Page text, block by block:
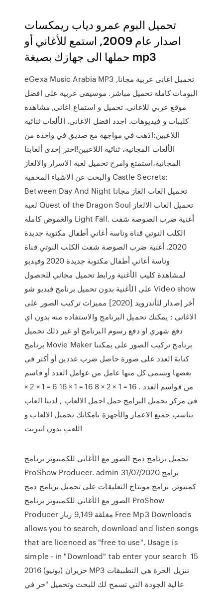
تحميل البوم عمرو دياب ريمكسات
اصدار عام 2009, استمع للأغاني أو
حملها الى جهازك بصيغة mp3
eGexa Music Arabia MP3 تحميل اغانى عربية مجانا,
البومات كاملة تحميل مباشر. موسيقى عربية على افضل
موقع عربي للاغانى. تحميل و استماع اغانى, مشاهدة
كليبات و فيديوهات. اجدد افضل الاغانى. الألعاب ثنائية
اللاعبين:اذهب في مواجهة مع صديق في واحدة من
الألعاب المجانية، ثنائية اللاعبين!اختر إحدى ألعابنا
المجانية،استمتع وامرح تحميل لعبة الاسرار والالغاز
والبحث عن الاشياء المخفية Castle Secrets:
Between Day And Night تحميل العاب الغاز مجانا
لعبة Quest of the Dragon Soul تحميل العاب الالغاز
والغموض كاملة Light Fall. أغنية ضرب الصوصة شفت
الكلب النوتي قناة وناسة أغاني أطفال مكتوبة جديدة
2020. أغنية ضرب الصوصة شفت الكلب النوتي قناة
وناسة أغاني أطفال مكتوبة جديدة 2020 وفيديو
لمشاهدة كليب الأغنية ورابط تحميل مجاني للحصول
على الأغنية بدون تحميل برنامج فيديو شو Video show
أخر إصدار للأندرويد [2020] مميزات تركيب الصور على
الاغانى : يمكنك تحميل البرنامج والاستفاده منه بدون اي
دفع شهري او دفع رسوم البرنامج او غير ذلك تحميل
برنامج Movie Maker برنامج تركيب الصور على يمكننا
كتابة العدد على صورة حاصل ضرب عددين أو أكثر في
بعضها ويسمى كل منها عامل من عوامل العدد أو قاسم
من قواسم العدد . 16 = 1 × 2 × 8 16 = 1 × 16 6 = 1 × 2 ×
في مركز تحميل البرامج حمل اجمل الالعاب , لدينا العاب
تناسب جميع الاعمار والأجهزة بامكانك تحميل الالعاب و
اللعب بدون انترنت
تحميل برنامج دمج الصور مع الأغاني للكمبيوتر برنامج
ProShow Producer. admin 31/07/2020 برامج
كمبيوتر, برامج مونتاج التعليقات على تحميل برنامج دمج
الصور مع الأغاني للكمبيوتر برنامج ProShow
Producer مغلقة 9,149 زيار Free Mp3 Downloads
allows you to search, download and listen songs
that are licenced as "free to use". Usage is
simple - in "Download" tab enter your search 15
حزيران (يونيو) 2016 MP3 تنزيل الحرة هي التطبيقات
عالية الجودة التي تسمح لك للبحث وتحميل "حر في